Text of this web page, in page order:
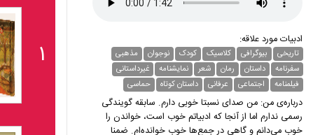
ادبیات مورد علاقه:
تاریخی بیوگرافی کلاسیک کودک نوجوان
مذهبی
سفرنامه
داستان رمان شعر نمایشنامه
غیر‌داستانی
فیلمنامه
اجتماعی عرفانی داستان کوتاه حماسی
درباره‌ی من: من صدای نسبتا خوبی دارم. سابقه گویندگی
رسمی ندارم اما از آنجا که ادبیاتم خوب است، خواندن را
خوب می‌دانم و گاهی در جمع‌ها خوب خوانده‌ام. ضمنا
۱